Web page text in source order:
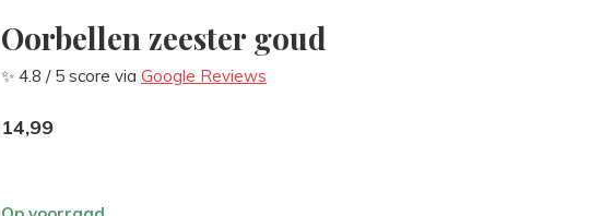
Oorbellen zeester goud
✨ 4.8 / 5 score via Google Reviews
14,99